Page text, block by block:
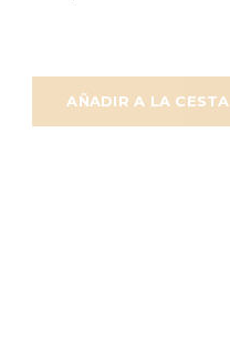
AÑADIR A LA CESTA